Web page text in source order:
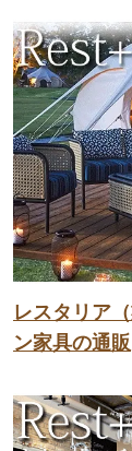
レスタリア
ン家具の通販